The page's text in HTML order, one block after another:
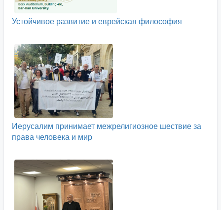
Устойчивое развитие и еврейская философия
Иерусалим принимает межрелигиозное шествие за
права человека и мир